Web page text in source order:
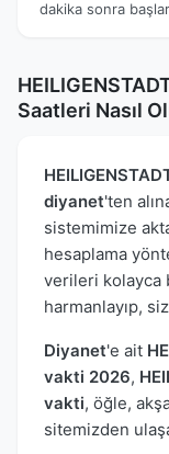
dakika sonra
Saatleri Nasıl
diyanet'ten
sistemimize
hesaplama
verileri kolayca
harmanlayıp,
Diyanet'e ait
vakti 2026,
vakti, öğle,
sitemizden